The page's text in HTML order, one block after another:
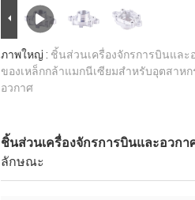
ภาพใหญ่ : ชิ้นส่วนเครื่องจักรการบินและ
ของเหล็กกล้าแมกนีเซียมสำหรับอุตสาหก
อวกาศ
ชิ้นส่วนเครื่องจักรการบินและอวก
ลักษณะ